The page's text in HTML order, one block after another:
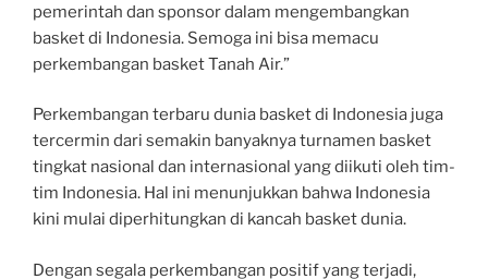
pemerintah dan sponsor dalam mengembangkan
basket di Indonesia. Semoga ini bisa memacu
perkembangan basket Tanah Air.”
Perkembangan terbaru dunia basket di Indonesia juga
tercermin dari semakin banyaknya turnamen basket
tingkat nasional dan internasional yang diikuti oleh tim-
tim Indonesia. Hal ini menunjukkan bahwa Indonesia
kini mulai diperhitungkan di kancah basket dunia.
Dengan segala perkembangan positif yang terjadi,